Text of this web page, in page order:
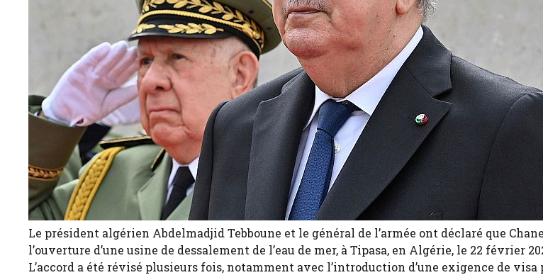
Le président algérien Abdelmadjid Tebboune et le général de l’armée ont déclaré que
l’ouverture d’une usine de dessalement de l’eau de mer, à Tipasa, en Algérie, le 22 février
L’accord a été révisé plusieurs fois, notamment avec l’introduction d’une exigence de